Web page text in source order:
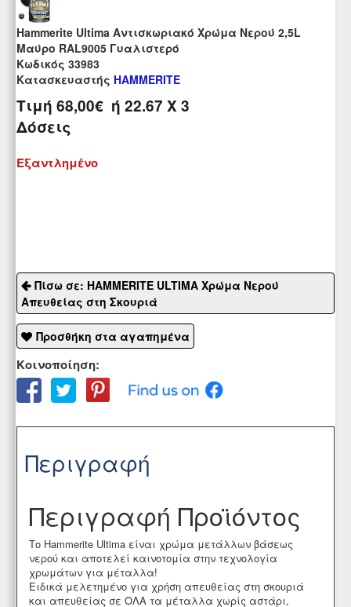
Hammerite Ultima Αντισκωριακό Χρώμα Νερού 2,5L
Μαύρο RAL9005 Γυαλιστερό
Kωδικός 33983
Κατασκευαστής HAMMERITE
Τιμή 68,00€ ή 22.67 X 3
Δόσεις
Εξαντλημένο
Πίσω σε: HAMMERITE ULTIMA Χρώμα Νερού
Απευθείας στη Σκουριά
Προσθήκη στα αγαπημένα
Κοινοποίηση:
Περιγραφή
Περιγραφή Προϊόντος
Το Hammerite Ultima είναι χρώμα μετάλλων βάσεως
νερού και αποτελεί καινοτομία στην τεχνολογία
χρωμάτων για μέταλλα!
Ειδικά μελετημένο για χρήση απευθείας στη σκουριά
και απευθείας σε ΟΛΑ τα μέταλλα χωρίς αστάρι,